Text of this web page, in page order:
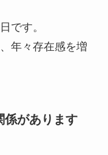
です。
年々存在感を増
係があります